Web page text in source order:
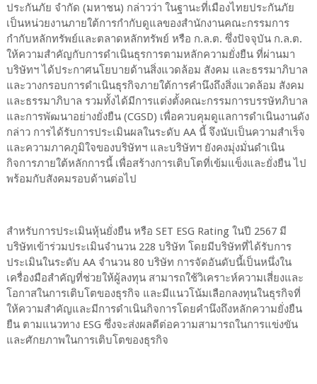
ประกันภัย จำกัด (มหาชน) กล่าวว่า ในฐานะที่เมืองไทยประกันภัย
เป็นหน่วยงานภายใต้การกำกับดูแลของสำนักงานคณะกรรมการ
กำกับหลักทรัพย์และตลาดหลักทรัพย์ หรือ ก.ล.ต. ซึ่งปัจจุบัน ก.ล.ต.
ให้ความสำคัญกับการดำเนินธุรการตามหลักความยั่งยืน ที่ผ่านมา
บริษัทฯ ได้ประกาศนโยบายด้านสิ่งแวดล้อม สังคม และธรรมาภิบาล
และวางกรอบการดำเนินธุรกิจภายใต้การคำนึงถึงสิ่งแวดล้อม สังคม
และธรรมาภิบาล รวมทั้งได้มีการแต่งตั้งคณะกรรมการบรรษัทภิบาล
และการพัฒนาอย่างยั่งยืน (CGSD) เพื่อควบคุมดูแลการดำเนินงานดัง
กล่าว การได้รับการประเมินผลในระดับ AA นี้ จึงนับเป็นความสำเร็จ
และความภาคภูมิใจของบริษัทฯ และบริษัทฯ ยังคงมุ่งมั่นดำเนิน
กิจการภายใต้หลักการนี้ เพื่อสร้างการเติบโตที่เข้มแข็งและยั่งยืน ไป
พร้อมกับสังคมรอบด้านต่อไป
สำหรับการประเมินหุ้นยั่งยืน หรือ SET ESG Rating ในปี 2567 มี
บริษัทเข้าร่วมประเมินจำนวน 228 บริษัท โดยมีบริษัทที่ได้รับการ
ประเมินในระดับ AA จำนวน 80 บริษัท การจัดอันดับนี้เป็นหนึ่งใน
เครื่องมือสำคัญที่ช่วยให้ผู้ลงทุน สามารถใช้วิเคราะห์ความเสี่ยงและ
โอกาสในการเติบโตของธุรกิจ และมีแนวโน้มเลือกลงทุนในธุรกิจที่
ให้ความสำคัญและมีการดำเนินกิจการโดยคำนึงถึงหลักความยั่งยืน
ยืน ตามแนวทาง ESG ซึ่งจะส่งผลดีต่อความสามารถในการแข่งขัน
และศักยภาพในการเติบโตของธุรกิจ